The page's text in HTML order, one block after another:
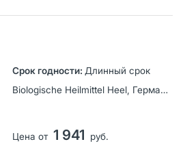
Длинный срок
Biologische Heilmittel Heel, Германия
Цена от 1 941 руб.